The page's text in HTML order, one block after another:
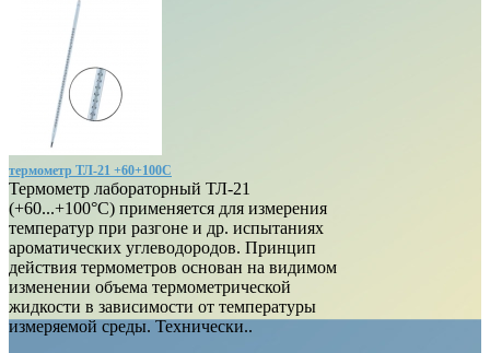
термометр ТЛ-21 +60+100С
Термометр лабораторный ТЛ-21
(+60...+100°C) применяется для измерения
температур при разгоне и др. испытаниях
ароматических углеводородов. Принцип
действия термометров основан на видимом
изменении объема термометрической
жидкости в зависимости от температуры
измеряемой среды. Технически..